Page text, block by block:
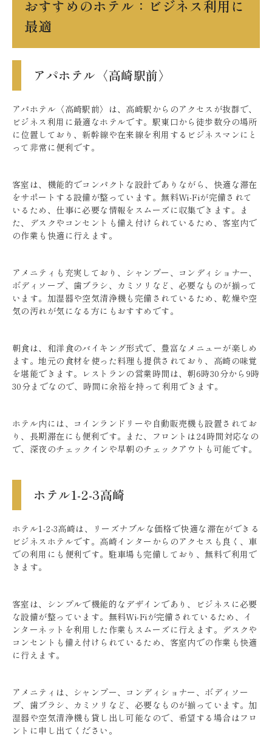
おすすめのホテル：ビジネス利用に
最適
アパホテル〈高崎駅前〉
アパホテル〈高崎駅前〉は、高崎駅からのアクセスが抜群で、
ビジネス利用に最適なホテルです。駅東口から徒歩数分の場所
に位置しており、新幹線や在来線を利用するビジネスマンにと
って非常に便利です。
客室は、機能的でコンパクトな設計でありながら、快適な滞在
をサポートする設備が整っています。無料Wi-Fiが完備されて
いるため、仕事に必要な情報をスムーズに収集できます。ま
た、デスクやコンセントも備え付けられているため、客室内で
の作業も快適に行えます。
アメニティも充実しており、シャンプー、コンディショナー、
ボディソープ、歯ブラシ、カミソリなど、必要なものが揃って
います。加湿器や空気清浄機も完備されているため、乾燥や空
気の汚れが気になる方にもおすすめです。
朝食は、和洋食のバイキング形式で、豊富なメニューが楽しめ
ます。地元の食材を使った料理も提供されており、高崎の味覚
を堪能できます。レストランの営業時間は、朝6時30分から9時
30分までなので、時間に余裕を持って利用できます。
ホテル内には、コインランドリーや自動販売機も設置されてお
り、長期滞在にも便利です。また、フロントは24時間対応なの
で、深夜のチェックインや早朝のチェックアウトも可能です。
ホテル1-2-3高崎
ホテル1-2-3高崎は、リーズナブルな価格で快適な滞在ができる
ビジネスホテルです。高崎インターからのアクセスも良く、車
での利用にも便利です。駐車場も完備しており、無料で利用で
きます。
客室は、シンプルで機能的なデザインであり、ビジネスに必要
な設備が整っています。無料Wi-Fiが完備されているため、イ
ンターネットを利用した作業もスムーズに行えます。デスクや
コンセントも備え付けられているため、客室内での作業も快適
に行えます。
アメニティは、シャンプー、コンディショナー、ボディソー
プ、歯ブラシ、カミソリなど、必要なものが揃っています。加
湿器や空気清浄機も貸し出し可能なので、希望する場合はフロ
ントに申し出てください。